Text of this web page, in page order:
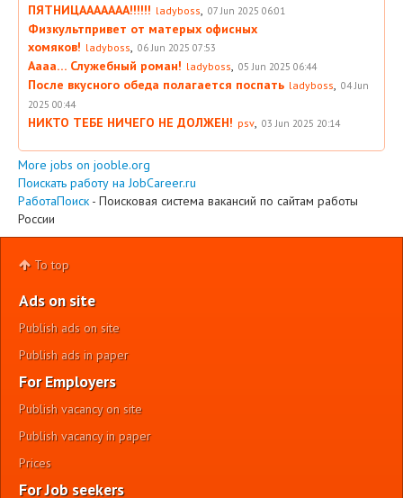
ПЯТНИЦААААААА!!!!!! ladyboss 07 Jun 2025 06:01
Физкультпривет от матерых офисных
хомяков! ladyboss 06 Jun 2025 07:53
Аааа… Служебный роман! ladyboss 05 Jun 2025 06:44
После вкусного обеда полагается поспать ladyboss
04 Jun
2025 00:44
НИКТО ТЕБЕ НИЧЕГО НЕ ДОЛЖЕН! psv 03 Jun 2025 20:14
More jobs on jooble.org
Поискать работу на JobCareer.ru
РаботаПоиск - Поисковая система вакансий по сайтам работы
России
To top
Ads on site
Publish ads on site
Publish ads in paper
For Employers
Publish vacancy on site
Publish vacancy in paper
Prices
For Job seekers